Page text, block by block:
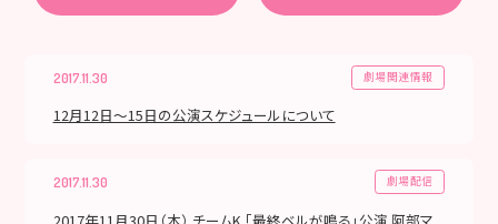
2017.11.30 劇場関連情報
12月12日～15日の公演スケジュールについて
2017.11.30 劇場配信
2017年11月30日（木） チームK 「最終ベルが鳴る」公演 阿部マ